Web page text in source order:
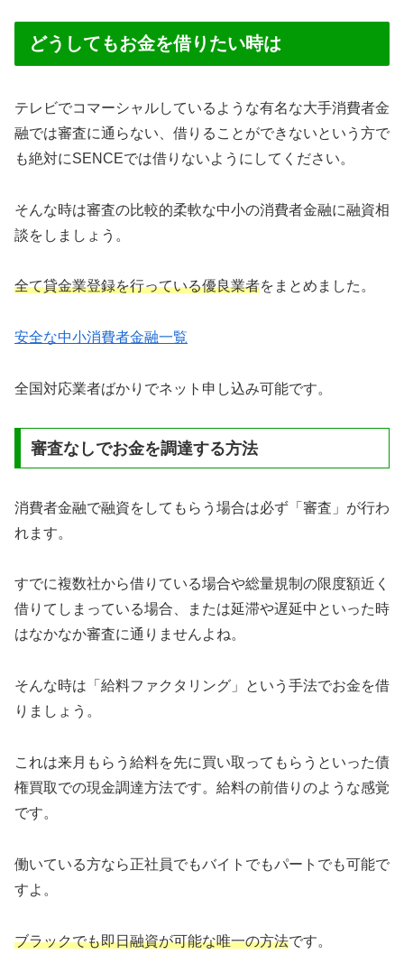
どうしてもお金を借りたい時は
テレビでコマーシャルしているような有名な大手消費者金
融では審査に通らない、借りることができないという方で
も絶対にSENCEでは借りないようにしてください。
そんな時は審査の比較的柔軟な中小の消費者金融に融資相
談をしましょう。
全て貸金業登録を行っている優良業者をまとめました。
安全な中小消費者金融一覧
全国対応業者ばかりでネット申し込み可能です。
審査なしでお金を調達する方法
消費者金融で融資をしてもらう場合は必ず「審査」が行わ
れます。
すでに複数社から借りている場合や総量規制の限度額近く
借りてしまっている場合、または延滞や遅延中といった時
はなかなか審査に通りませんよね。
そんな時は「給料ファクタリング」という手法でお金を借
りましょう。
これは来月もらう給料を先に買い取ってもらうといった債
権買取での現金調達方法です。給料の前借りのような感覚
です。
働いている方なら正社員でもバイトでもパートでも可能で
すよ。
ブラックでも即日融資が可能な唯一の方法です。